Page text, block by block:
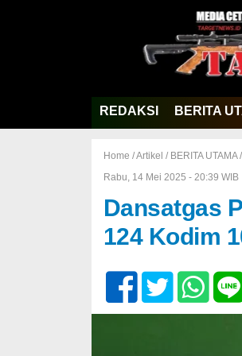
REDAKSI BERITA
Home /Artikel / BERITA UTAMA/
Rabu, 14 Mei 2025 - 20:39 WIB
Dansatgas
124 Kodim